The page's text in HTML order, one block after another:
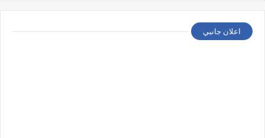
اعلان جانبي